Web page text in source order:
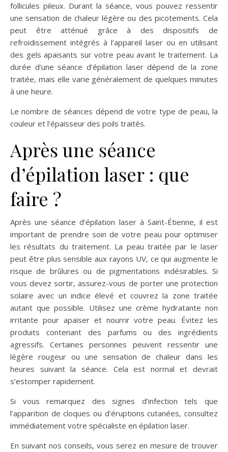
follicules pileux. Durant la séance, vous pouvez ressentir
une sensation de chaleur légère ou des picotements. Cela
peut être atténué grâce à des dispositifs de
refroidissement intégrés à l’appareil laser ou en utilisant
des gels apaisants sur votre peau avant le traitement. La
durée d’une séance d’épilation laser dépend de la zone
traitée, mais elle varie généralement de quelques minutes
à une heure.
Le nombre de séances dépend de votre type de peau, la
couleur et l’épaisseur des poils traités.
Après une séance
d’épilation laser : que
faire ?
Après une séance d’épilation laser à Saint-Étienne, il est
important de prendre soin de votre peau pour optimiser
les résultats du traitement. La peau traitée par le laser
peut être plus sensible aux rayons UV, ce qui augmente le
risque de brûlures ou de pigmentations indésirables. Si
vous devez sortir, assurez-vous de porter une protection
solaire avec un indice élevé et couvrez la zone traitée
autant que possible. Utilisez une crème hydratante non
irritante pour apaiser et nourrir votre peau. Évitez les
produits contenant des parfums ou des ingrédients
agressifs. Certaines personnes peuvent ressentir une
légère rougeur ou une sensation de chaleur dans les
heures suivant la séance. Cela est normal et devrait
s’estomper rapidement.
Si vous remarquez des signes d’infection tels que
l’apparition de cloques ou d’éruptions cutanées, consultez
immédiatement votre spécialiste en épilation laser.
En suivant nos conseils, vous serez en mesure de trouver